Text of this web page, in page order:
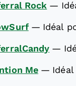
Rock —
— Idéal
—
Me —